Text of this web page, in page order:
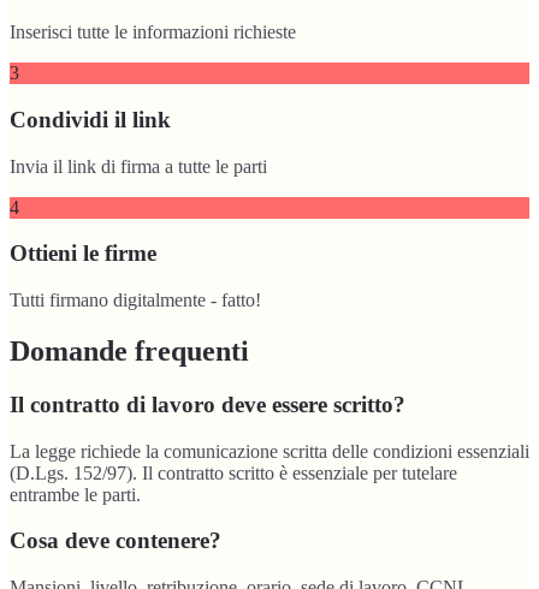
Inserisci tutte le informazioni richieste
3
Condividi il link
Invia il link di firma a tutte le parti
4
Ottieni le firme
Tutti firmano digitalmente - fatto!
Domande frequenti
Il contratto di lavoro deve essere scritto?
La legge richiede la comunicazione scritta delle condizioni essenziali
(D.Lgs. 152/97). Il contratto scritto è essenziale per tutelare
entrambe le parti.
Cosa deve contenere?